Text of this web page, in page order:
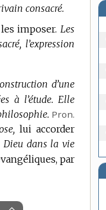
consacré.
imposer. Les
l’expression
d’une
à l’étude. Elle
Pron.
lui accorder
Dieu dans la vie
par